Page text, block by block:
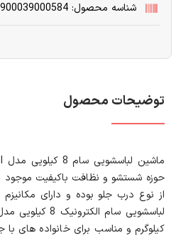
شناسه محصول: 2900039000584
توضیحات محصول
حوزه شستشو و نظافت باکیفیت موجود
از نوع درب جلو بوده و دارای
کیلوگرم و مناسب برای خانواده های